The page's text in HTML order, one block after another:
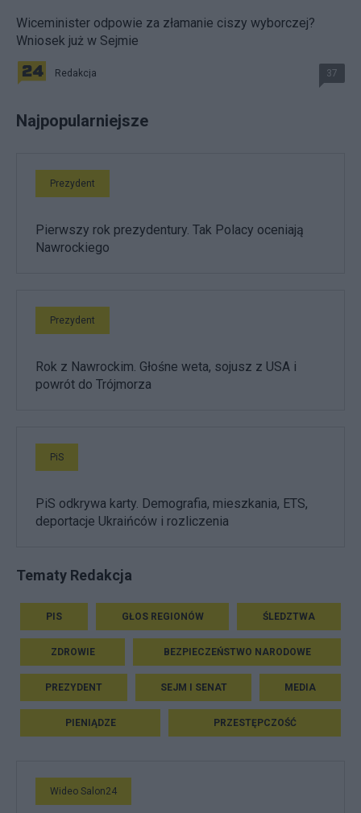
Wiceminister odpowie za złamanie ciszy wyborczej?
Wniosek już w Sejmie
Redakcja 37
Najpopularniejsze
Prezydent
Pierwszy rok prezydentury. Tak Polacy oceniają
Nawrockiego
Prezydent
Rok z Nawrockim. Głośne weta, sojusz z USA i
powrót do Trójmorza
PiS
PiS odkrywa karty. Demografia, mieszkania, ETS,
deportacje Ukraińców i rozliczenia
Tematy Redakcja
PIS GŁOS REGIONÓW ŚLEDZTWA
ZDROWIE BEZPIECZEŃSTWO NARODOWE
PREZYDENT SEJM I SENAT MEDIA
PIENIĄDZE PRZESTĘPCZOŚĆ
Wideo Salon24